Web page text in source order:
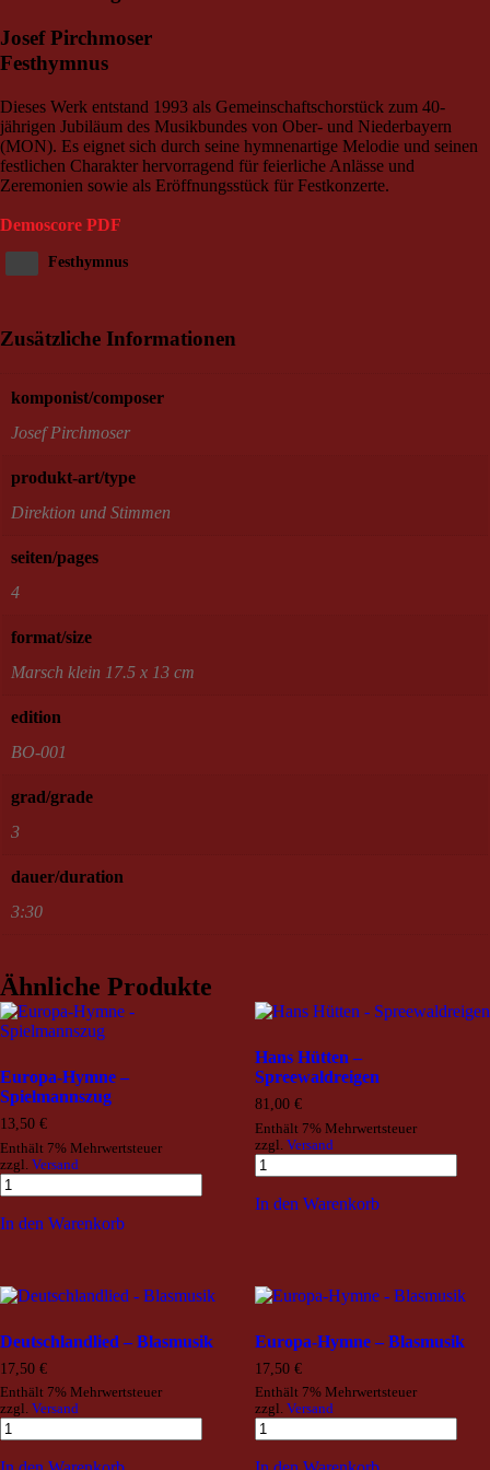
Josef Pirchmoser
Festhymnus
Dieses Werk entstand 1993 als Gemeinschaftschorstück zum 40-
jährigen Jubiläum des Musikbundes von Ober- und Niederbayern
(MON). Es eignet sich durch seine hymnenartige Melodie und seinen
festlichen Charakter hervorragend für feierliche Anlässe und
Zeremonien sowie als Eröffnungsstück für Festkonzerte.
Demoscore PDF
Festhymnus
Zusätzliche Informationen
komponist/composer
Josef Pirchmoser
produkt-art/type
Direktion und Stimmen
seiten/pages
4
format/size
Marsch klein 17.5 x 13 cm
edition
BO-001
grad/grade
3
dauer/duration
3:30
Ähnliche Produkte
Europa-Hymne –
Spielmannszug
13,50 €
Enthält 7% Mehrwertsteuer
zzgl. Versand
In den Warenkorb
Hans Hütten –
Spreewaldreigen
81,00 €
Enthält 7% Mehrwertsteuer
zzgl. Versand
In den Warenkorb
Deutschlandlied – Blasmusik
17,50 €
Enthält 7% Mehrwertsteuer
zzgl. Versand
Europa-Hymne – Blasmusik
17,50 €
Enthält 7% Mehrwertsteuer
zzgl. Versand